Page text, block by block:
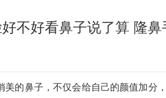
好不好看鼻子说了算 隆
的鼻子，不仅会给自己的颜值加分